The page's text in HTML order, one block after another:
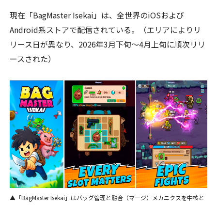
現在「BagMaster Isekai」は、全世界のiOSおよび
Android系ストアで配信されている。（エリアによりリ
リース日が異なり、2026年3月下旬～4月上旬に順次リリ
ースされた）
▲「BagMaster Isekai」はバッグ管理と融合（マージ）メカニクスを中核と